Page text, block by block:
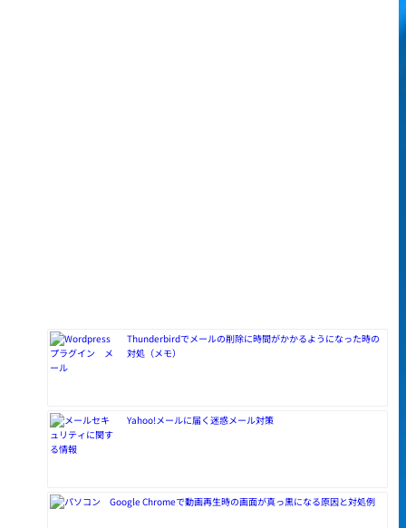
Thunderbirdでメールの削除に時間がかかるようになった時の
対処（メモ）
Yahoo!メールに届く迷惑メール対策
Google Chromeで動画再生時の画面が真っ黒になる原因と対処例